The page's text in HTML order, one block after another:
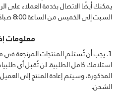
السبت إلى الخميس من الساعة 8:00 صباحًا إلى 5:00 عصرًا.
معلومات
استلامك كامل الطلبية. لن تُقبل أي
المذكورة، وسيتم إعادة المنتج إلى
الشحن.